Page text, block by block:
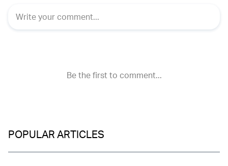
POPULAR ARTICLES